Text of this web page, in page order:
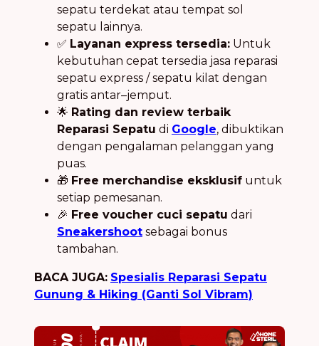
sepatu terdekat atau tempat sol
sepatu lainnya.
✅ Layanan express tersedia: Untuk
kebutuhan cepat tersedia jasa reparasi
sepatu express / sepatu kilat dengan
gratis antar–jemput.
🌟 Rating dan review terbaik
Reparasi Sepatu di Google, dibuktikan
dengan pengalaman pelanggan yang
puas.
🎁 Free merchandise eksklusif untuk
setiap pemesanan.
🎉 Free voucher cuci sepatu dari
Sneakershoot sebagai bonus
tambahan.
BACA JUGA: Spesialis Reparasi Sepatu
Gunung & Hiking (Ganti Sol Vibram)